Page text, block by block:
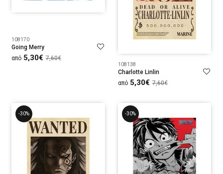
108170
Going Merry
από 5,30€ 7,60€
108138
Charlotte Linlin
από 5,30€ 7,60€
-30% -30%